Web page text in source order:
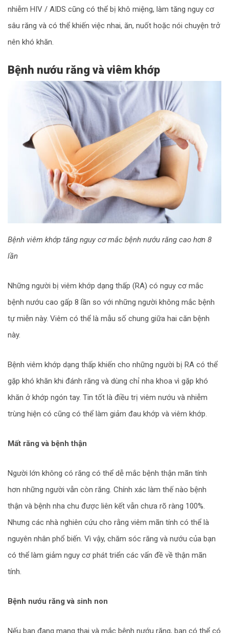
nhiễm HIV / AIDS cũng có thể bị khô miệng, làm tăng nguy cơ
sâu răng và có thể khiến việc nhai, ăn, nuốt hoặc nói chuyện trở
nên khó khăn.
Bệnh nướu răng và viêm khớp
Bệnh viêm khớp tăng nguy cơ mắc bệnh nướu răng cao hơn 8
lần
Những người bị viêm khớp dạng thấp (RA) có nguy cơ mắc
bệnh nướu cao gấp 8 lần so với những người không mắc bệnh
tự miễn này. Viêm có thể là mẫu số chung giữa hai căn bệnh
này.
Bệnh viêm khớp dạng thấp khiến cho những người bị RA có thể
gặp khó khăn khi đánh răng và dùng chỉ nha khoa vì gặp khó
khăn ở khớp ngón tay. Tin tốt là điều trị viêm nướu và nhiễm
trùng hiện có cũng có thể làm giảm đau khớp và viêm khớp.
Mất răng và bệnh thận
Người lớn không có răng có thể dễ mắc bệnh thận mãn tính
hơn những người vẫn còn răng. Chính xác làm thế nào bệnh
thận và bệnh nha chu được liên kết vẫn chưa rõ ràng 100%.
Nhưng các nhà nghiên cứu cho rằng viêm mãn tính có thể là
nguyên nhân phổ biến. Vì vậy, chăm sóc răng và nướu của bạn
có thể làm giảm nguy cơ phát triển các vấn đề về thận mãn
tính.
Bệnh nướu răng và sinh non
Nếu bạn đang mang thai và mắc bệnh nướu răng, bạn có thể có